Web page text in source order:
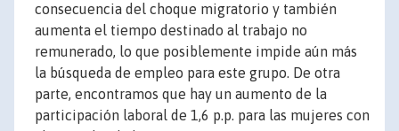
consecuencia del choque migratorio y también
aumenta el tiempo destinado al trabajo no
remunerado, lo que posiblemente impide aún más
la búsqueda de empleo para este grupo. De otra
parte, encontramos que hay un aumento de la
participación laboral de 1,6 p.p. para las mujeres con